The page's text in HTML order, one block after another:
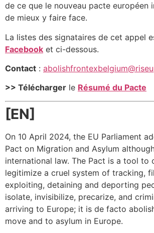
de ce que le nouveau pacte européen
de mieux y faire face.
La listes des signataires de cet appel
Facebook et ci-dessous.
Contact :
>> Télécharger le Résumé du Pacte
[EN]
On 10 April 2024, the EU Parliament
Pact on Migration and Asylum
international law. The Pact is a tool to
legitimize a cruel system of tracking,
exploiting, detaining and deporting
isolate, invisibilize, precarize, and
arriving to Europe; it is de facto
move and to asylum in Europe.